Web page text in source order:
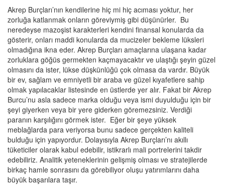
Akrep Burçları’nın kendilerine hiç mi hiç acıması yoktur, her
zorluğa katlanmak onların göreviymiş gibi düşünürler. Bu
neredeyse mazoşist karakterleri kendini finansal konularda da
gösterir, onları maddi konularda da mucizeler bekleme lüksleri
olmadığına ikna eder. Akrep Burçları amaçlarına ulaşana kadar
zorluklara göğüs germekten kaçmayacaktır ve ulaştığı şeyin güzel
olmasını da ister, lükse düşkünlüğü çok olmasa da vardır. Büyük
bir ev, sağlam ve emniyetli bir araba ve güzel kıyafetlere sahip
olmak yapılacaklar listesinde en üstlerde yer alır. Fakat bir Akrep
Burcu’nu asla sadece marka olduğu veya ismi duyulduğu için bir
şeyi giyerken veya bir yere giderken göremezsiniz. Verdiği
paranın karşılığını görmek ister. Eğer bir şeye yüksek
meblağlarda para veriyorsa bunu sadece gerçekten kaliteli
bulduğu için yapıyordur. Dolayısıyla Akrep Burçları’nı akıllı
tüketiciler olarak kabul edebilir, istikrarlı mali portrelerini takdir
edebiliriz. Analitik yeteneklerinin gelişmiş olması ve stratejilerde
birkaç hamle sonrasını da görebiliyor oluşu yatırımlarını daha
büyük başarılara taşır.